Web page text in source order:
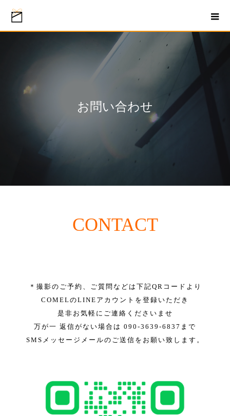
お問い合わせ
CONTACT
＊撮影のご予約、ご質問などは下記QRコードより
COMELのLINEアカウントを登録いただき
是非お気軽にご連絡くださいませ
万が一 返信がない場合は 090-3639-6837まで
SMSメッセージメールのご送信をお願い致します。